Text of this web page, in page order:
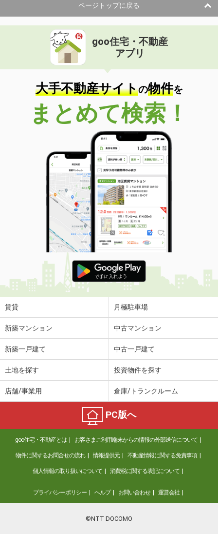
ページトップに戻る
goo住宅・不動産
アプリ
大手不動産サイトの物件を
まとめて検索！
賃貸 月極駐車場
新築マンション 中古マンション
新築一戸建て 中古一戸建て
土地を探す 投資物件を探す
店舗/事業用 倉庫/トランクルーム
PC版へ
goo住宅・不動産とは お客さまご利用端末からの情報の外部送信について
物件に関するお問合せの流れ 情報提供元 不動産情報に関する免責事項
個人情報の取り扱いについて 消費税に関する表記について
プライバシーポリシー ヘルプ お問い合わせ 運営会社
©NTT DOCOMO